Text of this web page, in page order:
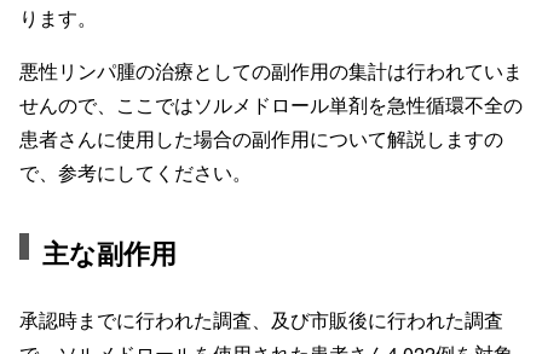
ります。
悪性リンパ腫の治療としての副作用の集計は行われていま
せんので、ここではソルメドロール単剤を急性循環不全の
患者さんに使用した場合の副作用について解説しますの
で、参考にしてください。
主な副作用
承認時までに行われた調査、及び市販後に行われた調査